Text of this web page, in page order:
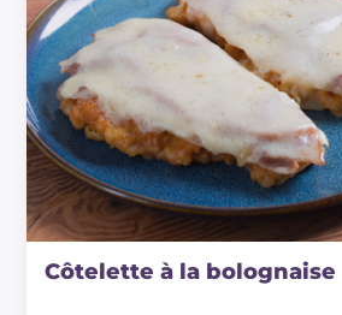
Côtelette à la bolognaise